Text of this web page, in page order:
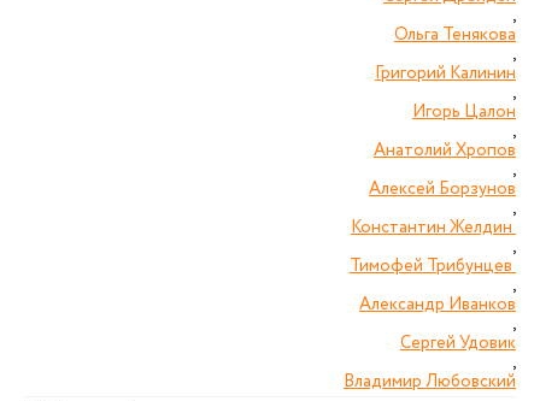
,
Ольга Тенякова
,
Григорий Калинин
,
Игорь Цалон
,
Анатолий Хропов
,
Алексей Борзунов
,
Константин Желдин
,
Тимофей Трибунцев
,
Александр Иванков
,
Сергей Удовик
,
Владимир Любовский